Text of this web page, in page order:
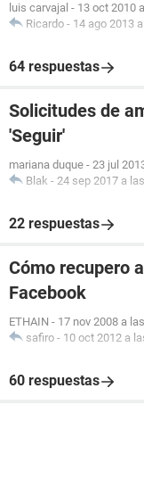
luis carvajal - 13 oct 2010
Ricardo - 14 ago 2013
64 respuestas
Solicitudes de
'Seguir'
mariana duque - 23 jul
Blak - 24 sep 2017 a
22 respuestas
Cómo recupero
Facebook
ETHAIN - 17 nov 2008 a
safiro - 10 oct 2012 a
60 respuestas